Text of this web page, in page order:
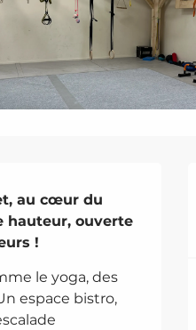
au cœur du
hauteur, ouverte
!
le yoga, des
espace bistro,